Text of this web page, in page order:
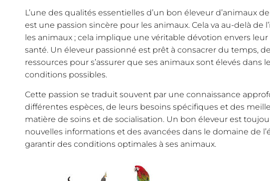
L’une des qualités essentielles d’un bon éleveur d’animaux
est une passion sincère pour les animaux. Cela va au-delà de
les animaux ; cela implique une véritable dévotion envers
santé. Un éleveur passionné est prêt à consacrer du temps,
ressources pour s’assurer que ses animaux sont élevés dans
conditions possibles.
Cette passion se traduit souvent par une connaissance
différentes espèces, de leurs besoins spécifiques et des
matière de soins et de socialisation. Un bon éleveur est
nouvelles informations et des avancées dans le domaine de
garantir des conditions optimales à ses animaux.